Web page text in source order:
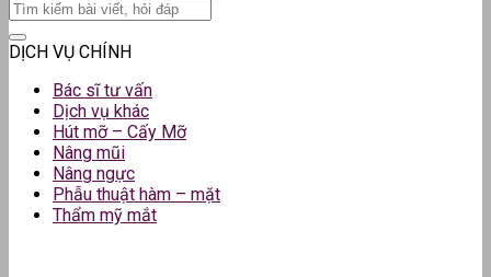
DỊCH VỤ CHÍNH
Bác sĩ tư vấn
Dịch vụ khác
Hút mỡ – Cấy Mỡ
Nâng mũi
Nâng ngực
Phẫu thuật hàm – mặt
Thẩm mỹ mắt